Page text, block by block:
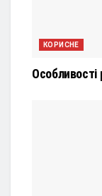
КОРИСНЕ